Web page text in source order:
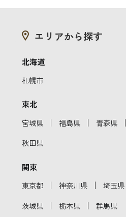
エリアから探す
北海道
札幌市
東北
宮城県 ｜ 福島県 ｜ 青森県 ｜
秋田県
関東
東京都 ｜ 神奈川県 ｜ 埼玉県
茨城県 ｜ 栃木県 ｜ 群馬県